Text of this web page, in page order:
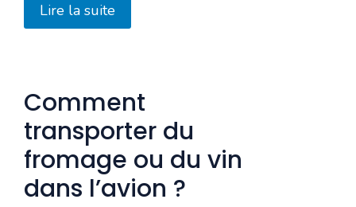
Lire la suite
Comment
transporter du
fromage ou du vin
dans l’avion ?